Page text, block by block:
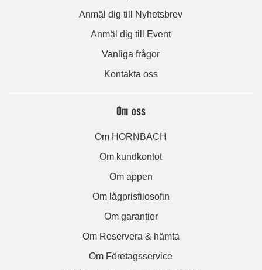
Anmäl dig till Nyhetsbrev
Anmäl dig till Event
Vanliga frågor
Kontakta oss
Om oss
Om HORNBACH
Om kundkontot
Om appen
Om lågprisfilosofin
Om garantier
Om Reservera & hämta
Om Företagsservice